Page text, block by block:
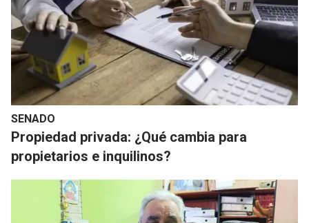
SENADO
Propiedad privada: ¿Qué cambia para
propietarios e inquilinos?